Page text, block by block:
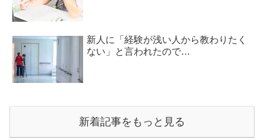
新人に「経験が浅い人から教わりたく
ない」と言われたので…
新着記事をもっと見る